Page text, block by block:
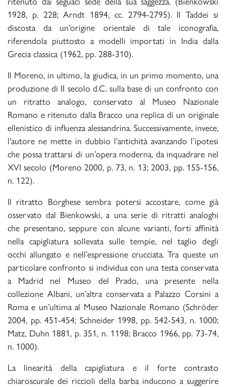
1928, p. 228; Arndt 1894, cc. 2794-2795). Il Taddei si
discosta da un’origine orientale di tale iconografia,
riferendola piuttosto a modelli importati in India dalla
Grecia classica (1962, pp. 288-310).
Il Moreno, in ultimo, la giudica, in un primo momento, una
produzione di II secolo d.C. sulla base di un confronto con
un ritratto analogo, conservato al Museo Nazionale
Romano e ritenuto dalla Bracco una replica di un originale
ellenistico di influenza alessandrina. Successivamente, invece,
l’autore ne mette in dubbio l’antichità avanzando l’ipotesi
che possa trattarsi di un’opera moderna, da inquadrare nel
XVI secolo (Moreno 2000, p. 73, n. 13; 2003, pp. 155-156,
n. 122).
Il ritratto Borghese sembra potersi accostare, come già
osservato dal Bienkowski, a una serie di ritratti analoghi
che presentano, seppure con alcune varianti, forti affinità
nella capigliatura sollevata sulle tempie, nel taglio degli
occhi allungato e nell’espressione crucciata. Tra queste un
particolare confronto si individua con una testa conservata
a Madrid nel Museo del Prado, una presente nella
collezione Albani, un’altra conservata a Palazzo Corsini a
Roma e un’ultima al Museo Nazionale Romano (Schröder
2004, pp. 451-454; Schneider 1998, pp. 542-543, n. 1000;
Matz, Duhn 1881, p. 351, n. 1198; Bracco 1966, pp. 73-74,
n. 1000).
La linearità della capigliatura e il forte contrasto
chiaroscurale dei riccioli della barba inducono a suggerire